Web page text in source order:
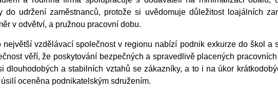
do udržení zaměstnanců, protože si uvědomuje důležitost loajálních
v odvětví, a pružnou pracovní dobu.
vzdělávací společnost v regionu nabízí podnik exkurze do škol a
věří, že poskytování bezpečných a spravedlivě placených
dlouhodobých a stabilních vztahů se zákazníky, a to i na úkor
oceněna podnikatelským sdružením.